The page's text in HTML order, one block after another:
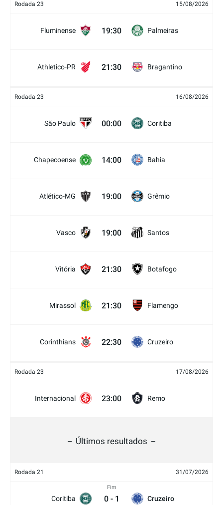
Rodada 23 15/08/2026
Fluminense 19:30 Palmeiras
Athletico-PR 21:30 Bragantino
Rodada 23 16/08/2026
São Paulo 00:00 Coritiba
Chapecoense 14:00 Bahia
Atlético-MG 19:00 Grêmio
Vasco 19:00 Santos
Vitória 21:30 Botafogo
Mirassol 21:30 Flamengo
Corinthians 22:30 Cruzeiro
Rodada 23 17/08/2026
Internacional 23:00 Remo
Últimos resultados
Rodada 21 31/07/2026
Coritiba
Fim
0 - 1 Cruzeiro